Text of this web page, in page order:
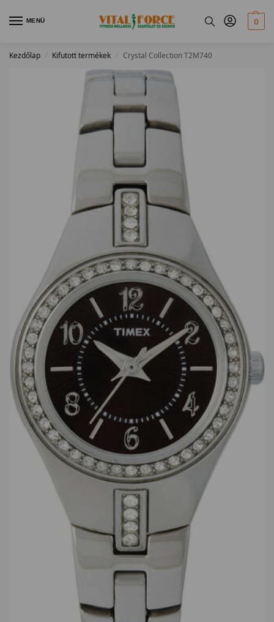
MENÜ 0
Kezdőlap / Kifutott termékek / Crystal Collection T2M740